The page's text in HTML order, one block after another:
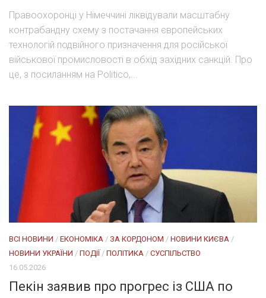
Правоохоронці у Німеччині ліквідували масштабну
контрабандну схему з постачання європейських
технологій подвійного призначення для російської
військової промисловості в обхід західних санкцій. Про
це, з посиланням на Politico,...
ВСІ НОВИНИ / ЕКОНОМІКА / ЗА КОРДОНОМ / НОВИНИ КИЄВА /
НОВИНИ УКРАЇНИ / ПОДІЇ/ ПОЛІТИКА / СУСПІЛЬСТВО
16.05.2026
Пекін заявив про прогрес із США по